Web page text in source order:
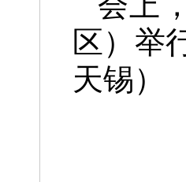
区）举
天锡）